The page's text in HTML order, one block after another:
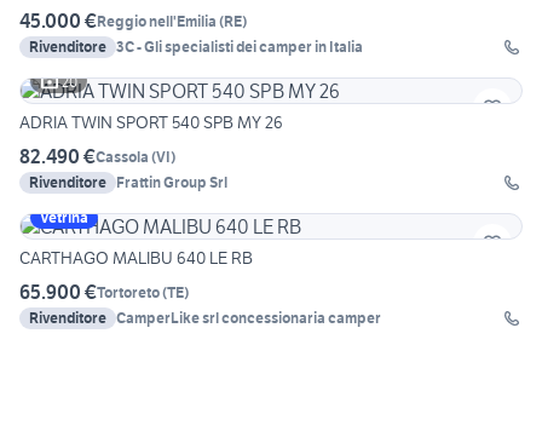
45.000 €Reggio nell'Emilia (RE)
Rivenditore 3C - Gli specialisti dei camper in Italia
20
ADRIA TWIN SPORT 540 SPB MY 26
82.490 €Cassola (VI)
Rivenditore Frattin Group Srl
Vetrina
CARTHAGO MALIBU 640 LE RB
65.900 €Tortoreto(TE)
Rivenditore CamperLike srl concessionaria camper